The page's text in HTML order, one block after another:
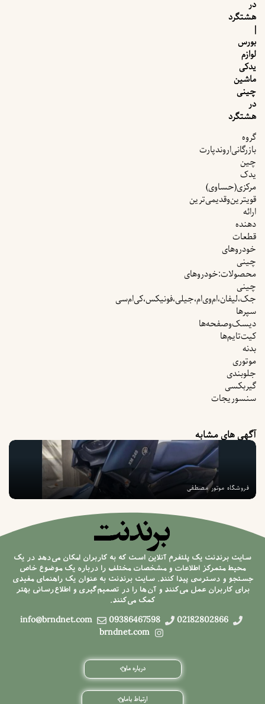
هشتگرد
بورس
لوازم
یدکی
ماشین
چینی
هشتگرد
گروه
بازرگانی‌اروندپارت
چین
یدک
مرکزی(حساوی)
قویترین‌وقدیمی‌ترین
ارائه
دهنده
قطعات
خودروهای
چینی
محصولات:خودروهای
چینی
جک،لیفان،ام‌وی‌ام،جیلی،فونیکس،کی‌ام‌سی
سپرها
دیسک‌وصفحه‌ها
کیت‌تایم‌ها
بدنه
موتوری
جلوبندی
گیربکسی
سنسوریجات
آگهی های مشابه
فروشگاه موتور مصطفی
سایت برندنت یک پلتفرم آنلاین است که به کاربران امکان می‌دهد در یک
محیط متمرکز اطلاعات و مشخصات مختلف را درباره یک موضوع خاص
جستجو و دسترسی پیدا کنند. سایت برندنت به عنوان یک راهنمای مفیدی
برای کاربران عمل می‌کنند و آن‌ها را در تصمیم‌گیری و اطلاع‌رسانی بهتر
کمک می‌کنند.
02182802866
09386467598
info@brndnet.com
brndnet.com
درباره ما
ارتباط باما